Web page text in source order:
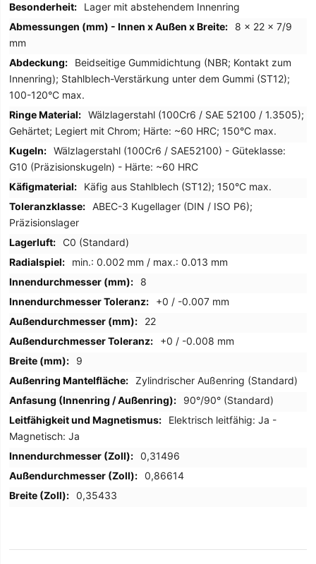
Lager mit abstehendem Innenring
8 x 22 x 7/9
mm
Beidseitige Gummidichtung (NBR; Kontakt zum
Innenring); Stahlblech-Verstärkung unter dem Gummi (ST12);
100-120°C max.
Wälzlagerstahl (100Cr6 / SAE 52100 / 1.3505);
Gehärtet; Legiert mit Chrom; Härte: ~60 HRC; 150°C max.
Wälzlagerstahl (100Cr6 / SAE52100) - Güteklasse:
G10 (Präzisionskugeln) - Härte: ~60 HRC
Käfig aus Stahlblech (ST12); 150°C max.
ABEC-3 Kugellager (DIN / ISO P6);
Präzisionslager
C0 (Standard)
min.: 0.002 mm / max.: 0.013 mm
8
+0 / -0.007 mm
22
+0 / -0.008 mm
9
Zylindrischer Außenring (Standard)
90°/90° (Standard)
Elektrisch leitfähig: Ja -
Magnetisch: Ja
0,31496
0,86614
0,35433